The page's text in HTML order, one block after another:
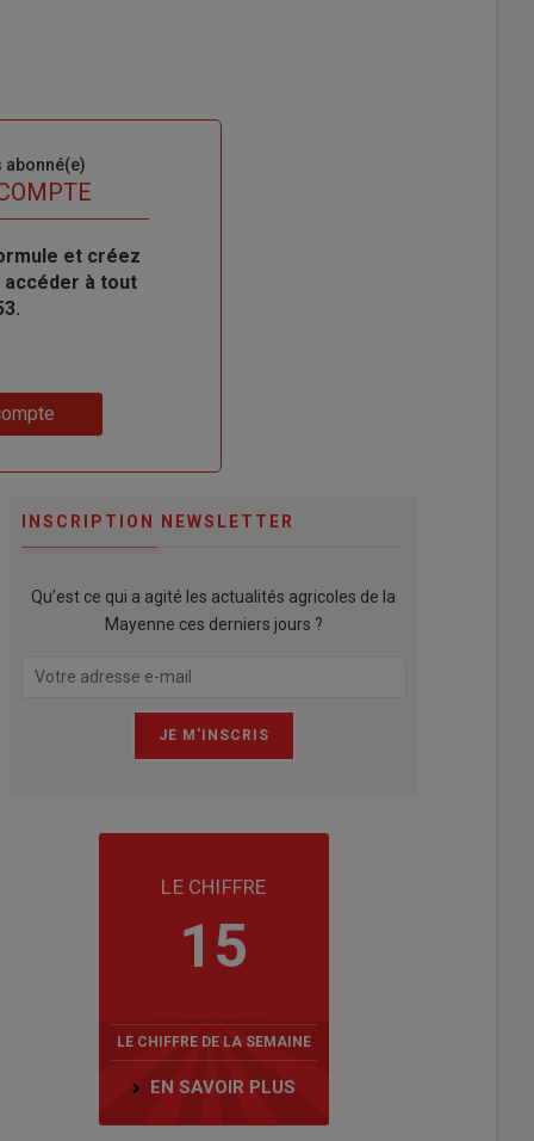
abonné(e)
et créez
à tout
INSCRIPTION NEWSLETTER
Qu’est ce qui a agité les actualités agricoles de la
Mayenne ces derniers jours ?
LE CHIFFRE
15
LE CHIFFRE DE LA SEMAINE
EN SAVOIR PLUS